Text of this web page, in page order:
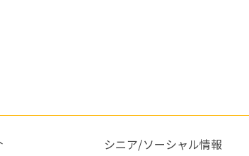
シニア/ソーシャル情報